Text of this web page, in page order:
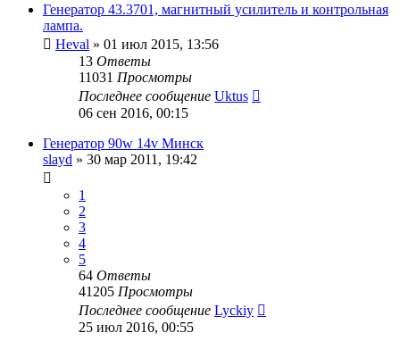
Генератор 43.3701, магнитный усилитель и контрольная
лампа.
Heval » 01 июл 2015, 13:56
13 Ответы
11031 Просмотры
Последнее сообщение Uktus
06 сен 2016, 00:15
Генератор 90w 14v Минск
slayd » 30 мар 2011, 19:42
1
2
3
4
5
64 Ответы
41205 Просмотры
Последнее сообщение Lyckiy
25 июл 2016, 00:55